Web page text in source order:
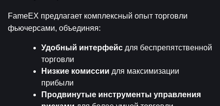
FameEX предлагает комплексный опыт торговли
фьючерсами, объединяя:
Удобный интерфейс для беспрепятственной
торговли
Низкие комиссии для максимизации
прибыли
Продвинутые инструменты управления